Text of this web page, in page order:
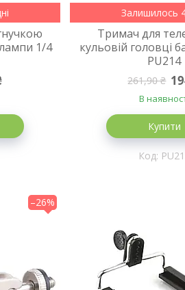
1/4
Залишилось
Тримач для
кульовій головці
PU214
261,90 ₴
В
Купити
–26%